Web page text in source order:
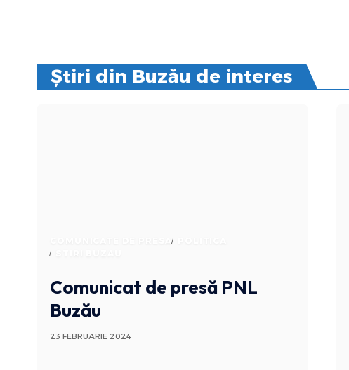
Știri din Buzău de interes
COMUNICATE DE PRESA
Comunicat de presă PNL
Buzău
23 FEBRUARIE 2024